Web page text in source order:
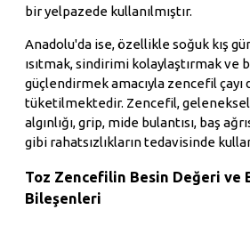
bir yelpazede kullanılmıştır.
Anadolu'da ise, özellikle soğuk kış
ısıtmak, sindirimi kolaylaştırmak ve
güçlendirmek amacıyla zencefil
tüketilmektedir. Zencefil,
algınlığı, grip, mide bulantısı, baş
gibi rahatsızlıkların tedavisinde
Toz Zencefilin Besin Değeri ve
Bileşenleri